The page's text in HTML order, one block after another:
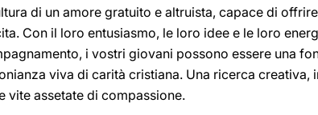
di un amore gratuito e altruista, capace di
Con il loro entusiasmo, le loro idee e le loro
i vostri giovani possono essere una
viva di carità cristiana. Una ricerca
vite assetate di compassione.